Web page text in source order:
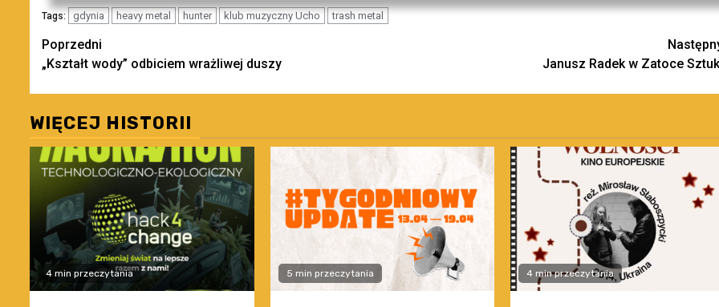
Tags: gdynia heavy metal hunter klub muzyczny Ucho trash metal
Zobacz
wpisy
Poprzedni
„Kształt wody” odbiciem wrażliwej duszy
Janusz Radek w Zatoce
WIĘCEJ HISTORII
4 min przeczytania 5 min przeczytania 4 min przeczytania